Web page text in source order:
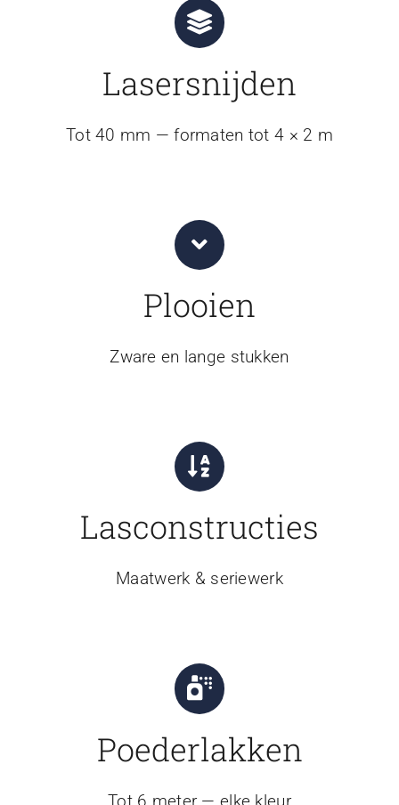
Lasersnijden
Tot 40 mm — formaten tot 4 × 2 m
Plooien
Zware en lange stukken
Lasconstructies
Maatwerk & seriewerk
Poederlakken
Tot 6 meter — elke kleur